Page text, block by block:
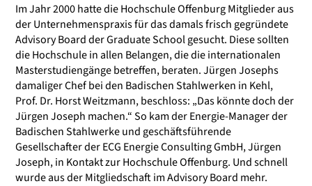
Im Jahr 2000 hatte die Hochschule Offenburg Mitglieder aus
der Unternehmenspraxis für das damals frisch gegründete
Advisory Board der Graduate School gesucht. Diese sollten
die Hochschule in allen Belangen, die die internationalen
Masterstudiengänge betreffen, beraten. Jürgen Josephs
damaliger Chef bei den Badischen Stahlwerken in Kehl,
Prof. Dr. Horst Weitzmann, beschloss: „Das könnte doch der
Jürgen Joseph machen.“ So kam der Energie-Manager der
Badischen Stahlwerke und geschäftsführende
Gesellschafter der ECG Energie Consulting GmbH, Jürgen
Joseph, in Kontakt zur Hochschule Offenburg. Und schnell
wurde aus der Mitgliedschaft im Advisory Board mehr.